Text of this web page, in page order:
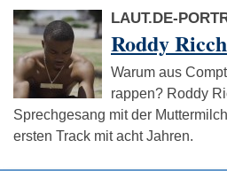
LAUT.DE-
Roddy Ricch
Warum aus
rappen? Roddy
Sprechgesang mit der
ersten Track mit acht Jahren.